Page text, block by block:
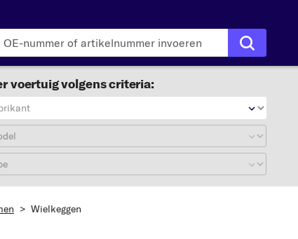
voertuig volgens criteria:
> Wielkeggen